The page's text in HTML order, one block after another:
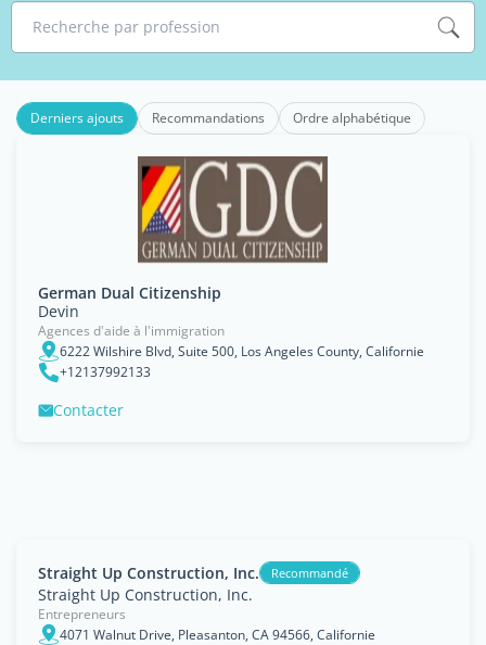
Recherche par profession
Derniers ajouts Recommandations Ordre alphabétique
German Dual Citizenship
Devin
Agences d'aide à l'immigration
6222 Wilshire Blvd, Suite 500, Los Angeles County, Californie
+12137992133
Contacter
Straight Up Construction, Inc. Recommandé
Straight Up Construction, Inc.
Entrepreneurs
4071 Walnut Drive, Pleasanton, CA 94566, Californie